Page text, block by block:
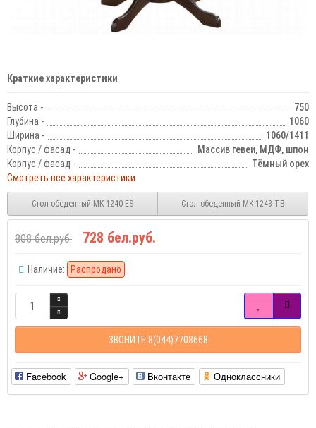
Краткие характеристики
Высота -
750
Глубина -
1060
Ширина -
1060/1411
Корпус / фасад -
Массив гевеи, МДФ, шпон
Корпус / фасад -
Тёмный орех
Смотреть все характеристики
Стол обеденный MK-1240-ES Стол обеденный MK-1243-TB
808 бел.руб. 728 бел.руб.
Наличие: Распродано
ЗВОНИТЕ 8(044)7708668
Facebook Google+ Вконтакте Одноклассники